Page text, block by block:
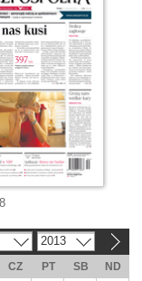
2013
CZ PT SB
ND